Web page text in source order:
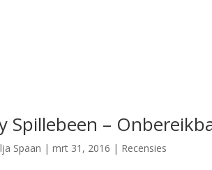
Spillebeen –
Spaan |mrt 31, 2016 | Recensies